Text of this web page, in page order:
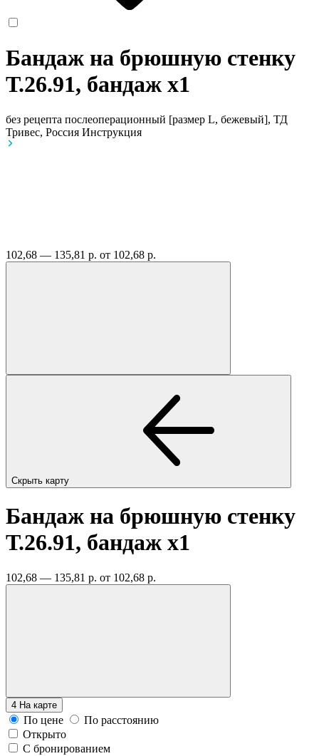
Бандаж на брюшную стенку
Т.26.91, бандажx1
без рецепта послеоперационный [размер L, бежевый], ТД
Тривес, Россия Инструкция
102,68 — 135,81 р. от 102,68 р.
Скрыть карту
Бандаж на брюшную стенку
Т.26.91, бандажx1
102,68 — 135,81 р. от 102,68 р.
4 На карте
По цене
По расстоянию
Открыто
С бронированием